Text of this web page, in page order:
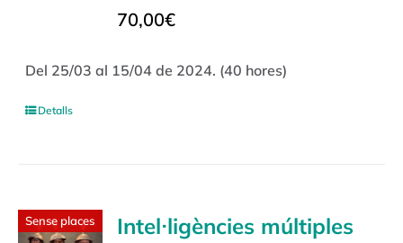
70,00€
Del 25/03 al 15/04 de 2024. (40 hores)
Detalls
Sense places
Intel·ligències múltiples